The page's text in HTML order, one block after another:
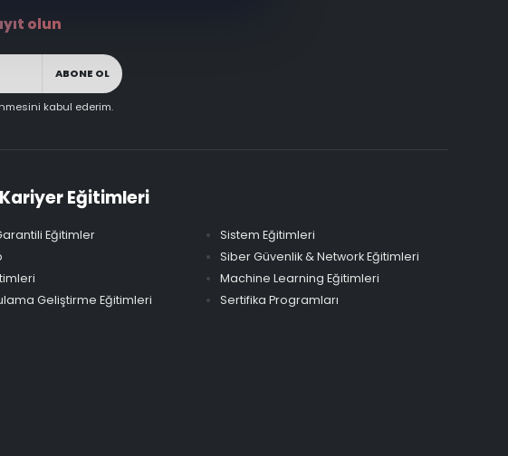
olun
ABONE OL
kabul ederim.
Eğitimleri
Eğitimler
Geliştirme Eğitimleri
Sistem Eğitimleri
Siber Güvenlik & Network Eğitimleri
Machine Learning Eğitimleri
Sertifika Programları